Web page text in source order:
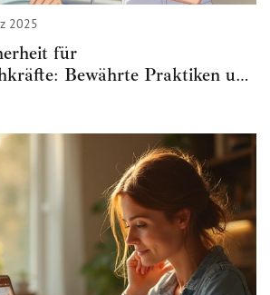
2025
für
Bewährte Praktiken und